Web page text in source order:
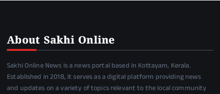
About Sakhi Online
Sakhi Online News is a news portal based in Kottayam, Kerala.
Established in 2018, it serves as a digital platform providing news
and updates on a variety of topics relevant to the local community